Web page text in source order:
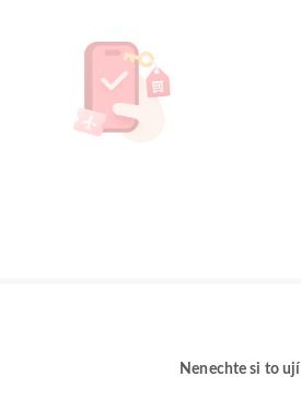
Nenechte si to